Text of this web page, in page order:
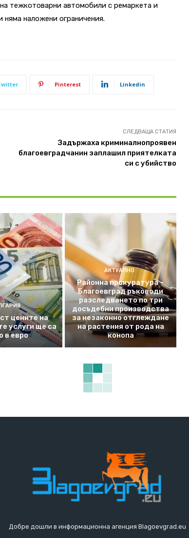
тежкотоварни автомобили с ремаркета и
няма наложени ограничения.
Pinterest Linkedin
СЛЕДВАЩА СТАТИЯ
Задържаха криминалнопроявен
благоевградчанин заплашил приятелката
си с убийство
цените на
услуги ще са
в евро
АКТУАЛНО
Районна прокуратура –
Благоевград ръководи
разследването по три
досъдебни производства
за незаконно отглеждане
на растения от рода на
конопа
Добре дошли в информационна агенция Blagoevgrad.eu